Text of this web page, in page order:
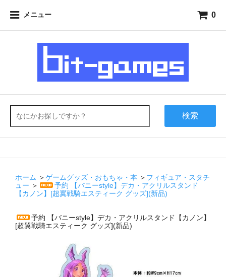
メニュー 0
検索
ホーム ＞ゲームグッズ・おもちゃ・本 ＞ フィギュア・スタチ
ュー ＞
予約 【バニーstyle】デカ・アクリルスタンド
【カノン】[超翼戦騎エスティーク グッズ](新品)
予約 【バニーstyle】デカ・アクリルスタンド【カノン】
[超翼戦騎エスティーク グッズ](新品)